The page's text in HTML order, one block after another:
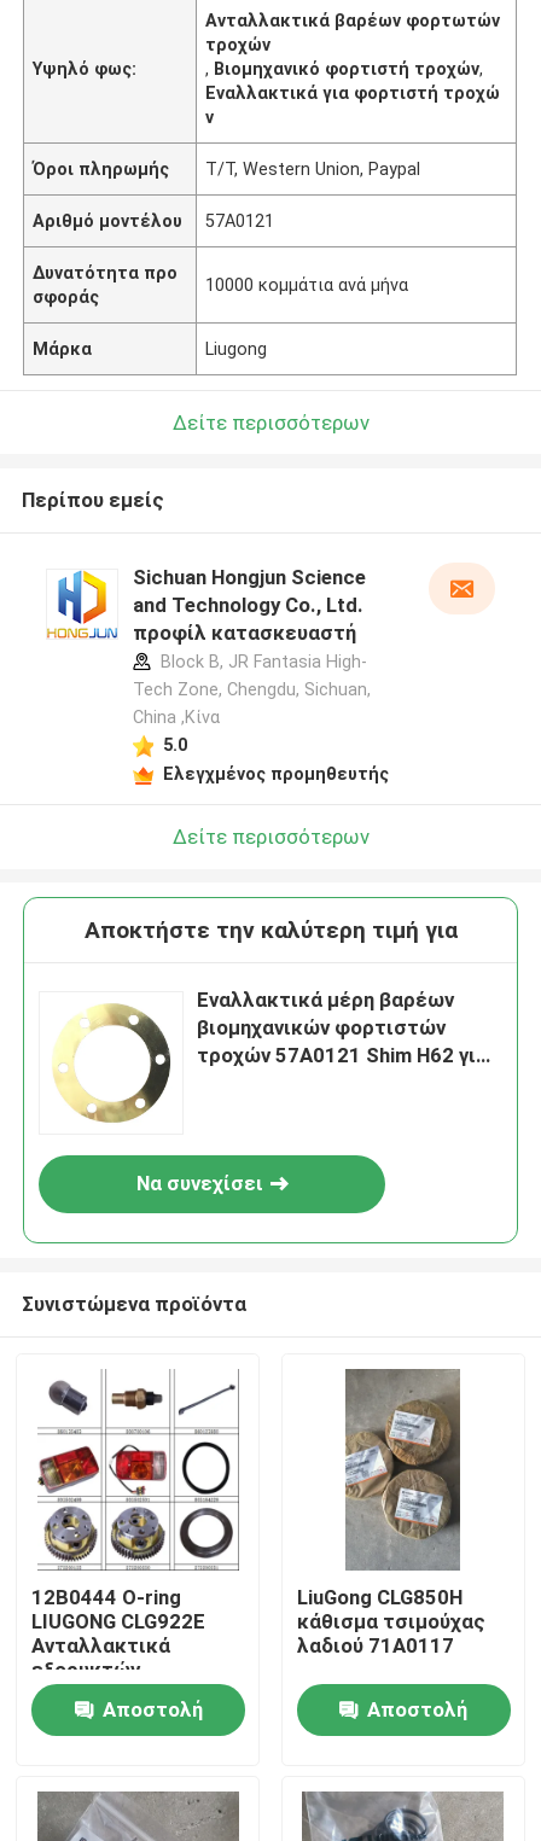
Αρχική Σελίδα
Σχετικά με εμάς
Υψηλό φως:
Ανταλλακτικά βαρέων φορτωτών
τροχών
, Βιομηχανικό φορτιστή τροχών,
Εναλλακτικά για φορτιστή τροχώ
ν
Όροι πληρωμής T/T, Western Union, Paypal
Αριθμό μοντέλου 57A0121
Δυνατότητα προ
σφοράς
10000 κομμάτια ανά μήνα
Μάρκα Liugong
Δείτε περισσότερων
Περίπου εμείς
Sichuan Hongjun Science
and Technology Co., Ltd.
προφίλ κατασκευαστή
Block B, JR Fantasia High-
Tech Zone, Chengdu, Sichuan,
China ,Κίνα
5.0
Ελεγχμένος προμηθευτής
Δείτε περισσότερων
Αποκτήστε την καλύτερη τιμή για
Εναλλακτικά μέρη βαρέων
βιομηχανικών φορτιστών
τροχών 57A0121 Shim H62 για
Να συνεχίσει
Συνιστώμενα προϊόντα
12Β0444 Ο-ring
LIUGONG CLG922E
Ανταλλακτικά
εξορυκτών
Αποστολή
LiuGong CLG850H
κάθισμα τσιμούχας
λαδιού 71A0117
Αποστολή